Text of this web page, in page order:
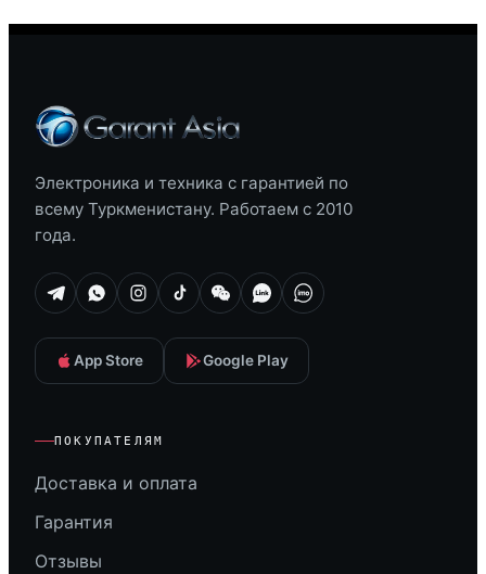
Электроника и техника с гарантией по
всему Туркменистану. Работаем с 2010
года.
App Store Google Play
ПОКУПАТЕЛЯМ
Доставка и оплата
Гарантия
Отзывы